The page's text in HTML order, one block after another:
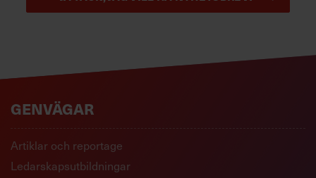
GENVÄGAR
Artiklar och reportage
Ledarskapsutbildningar